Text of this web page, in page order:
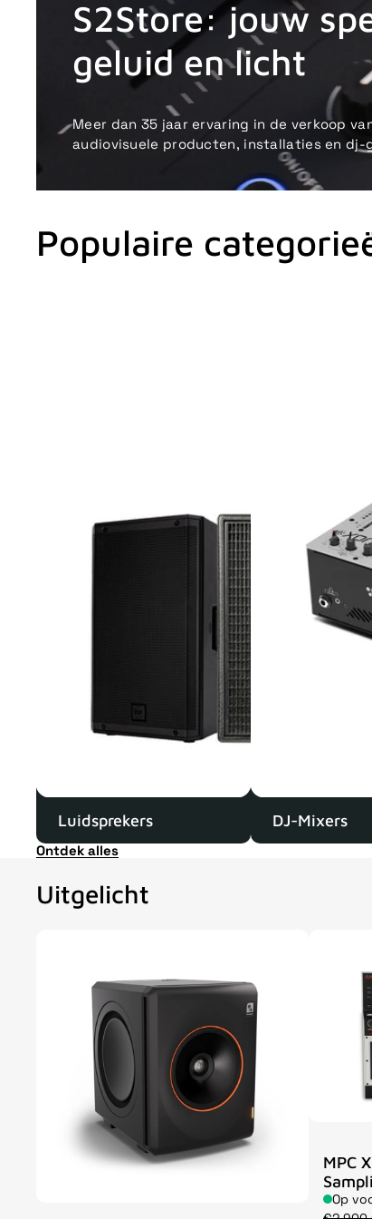
S2Store: jouw
geluid en licht
Meer dan 35 jaar ervaring in de verkoop
audiovisuele producten, installaties en dj-
Populaire
Luidsprekers DJ-Mixers
Ontdek alles
Uitgelicht
MPC
Op